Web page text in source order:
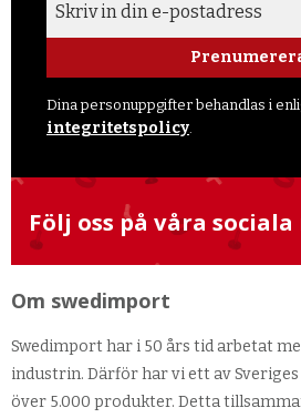
Dina personuppgifter behandlas i
integritetspolicy.
Följ oss på våra
Om swedimport
Swedimport har i 50 års tid arbetat
industrin. Därför har vi ett av
över 5.000 produkter. Detta